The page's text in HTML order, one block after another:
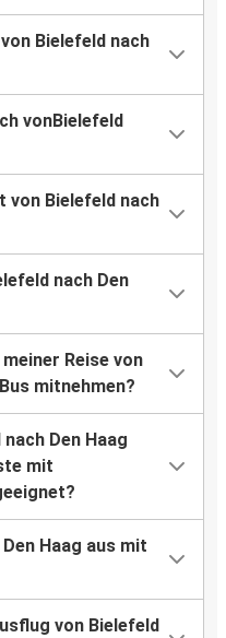
Bielefeld nach
vonBielefeld
von Bielefeld nach
nach Den
Reise von
mitnehmen?
Den Haag
mit
Haag aus mit
von Bielefeld